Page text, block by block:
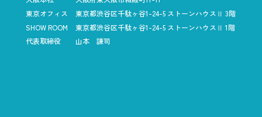
東京オフィス
東京都渋谷区千駄ヶ谷1-24-5 ストーンハウスⅡ 3階
SHOW ROOM
東京都渋谷区千駄ヶ谷1-24-5 ストーンハウスⅡ 1階
代表取締役
山本 謙司